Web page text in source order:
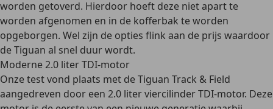
worden getoverd. Hierdoor hoeft deze niet apart te
worden afgenomen en in de kofferbak te worden
opgeborgen. Wel zijn de opties flink aan de prijs waardoor
de Tiguan al snel duur wordt.
Moderne 2.0 liter TDI-motor
Onze test vond plaats met de Tiguan Track & Field
aangedreven door een 2.0 liter viercilinder TDI-motor. Deze